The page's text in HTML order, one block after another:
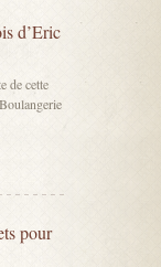
d’Eric
de cette
pour